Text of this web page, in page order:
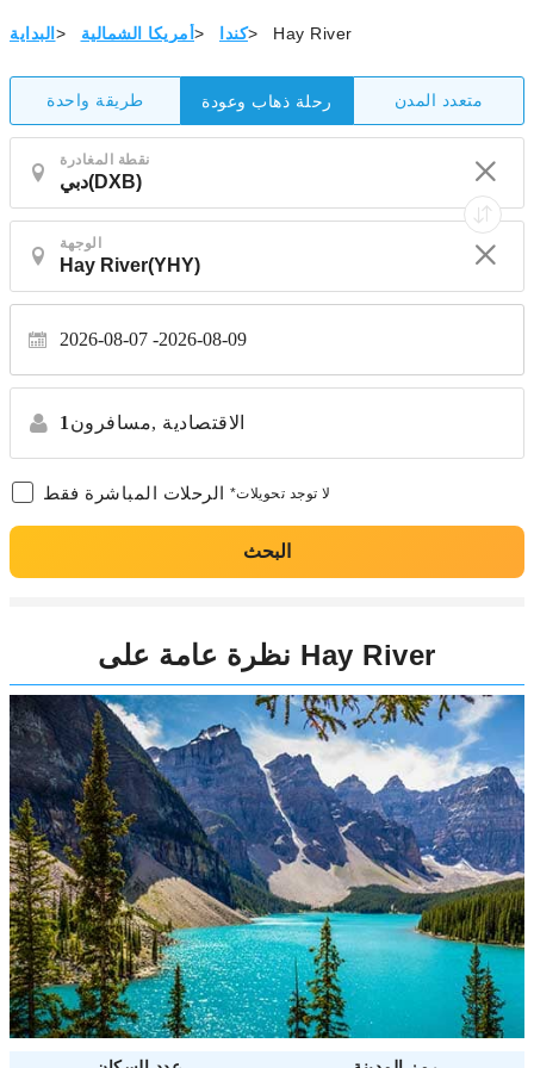
البداية > أمريكا الشمالية > كندا> Hay River
طريقة واحدة رحلة ذهاب وعودة متعدد المدن
نقطة المغادرة
الوجهة
2026-08-07 2026-08-09
1 مسافرون, الاقتصادية
الرحلات المباشرة فقط *لا توجد تحويلات
البحث
نظرة عامة على Hay River